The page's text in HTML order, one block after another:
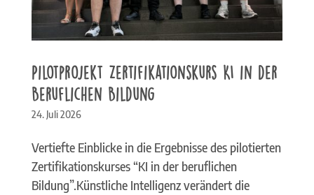
Pilotprojekt Zertifikationskurs KI in der
Beruflichen Bildung
24. Juli 2026
Vertiefte Einblicke in die Ergebnisse des pilotierten
Zertifikationskurses “KI in der beruflichen
Bildung”.Künstliche Intelligenz verändert die